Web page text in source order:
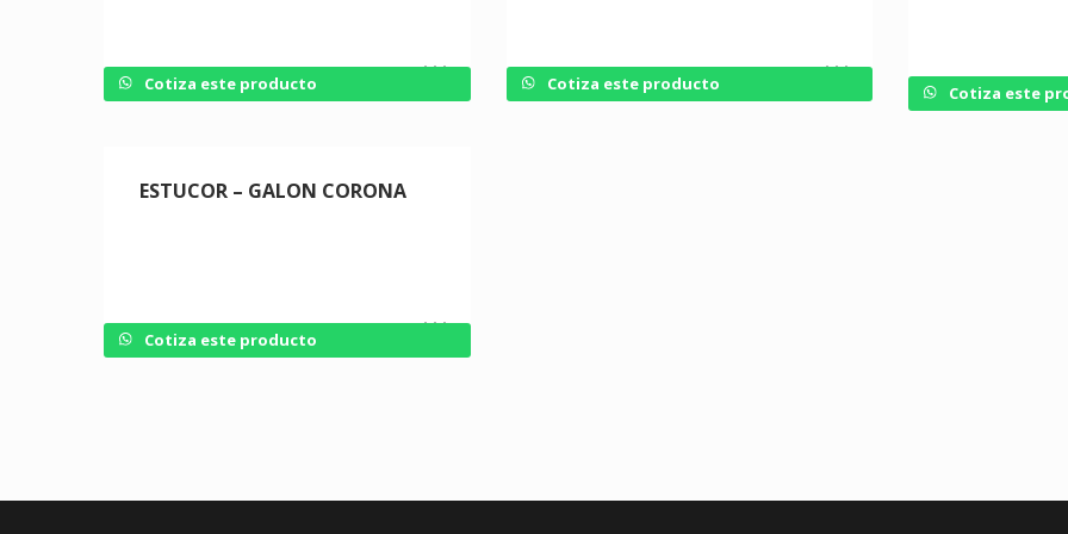
Cotiza este producto Cotiza este producto Cotiza este
ESTUCOR – GALON CORONA
Cotiza este producto